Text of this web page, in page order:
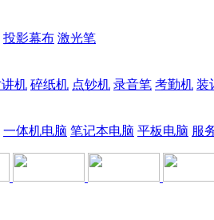
投影幕布 激光笔
机 碎纸机 点钞机 录音笔 考勤机 装
一体机电脑 笔记本电脑 平板电脑 服